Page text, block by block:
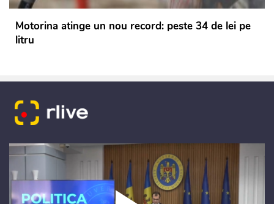
Motorina atinge un nou record: peste 34 de lei pe
litru